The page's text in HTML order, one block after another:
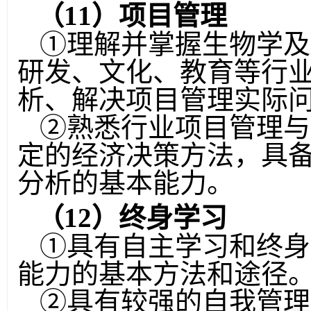
（11）项目管理
①理解并掌握生物学
研发、文化、教育等行
析、解决项目管理实际
②熟悉行业项目管理
定的经济决策方法，具
分析的基本能力。
（12）终身学习
①具有自主学习和终
能力的基本方法和途径
②具有较强的自我管